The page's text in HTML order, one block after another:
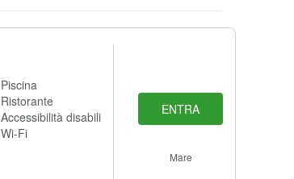
Piscina
Ristorante
Accessibilità disabili
Wi-Fi
ENTRA
Mare